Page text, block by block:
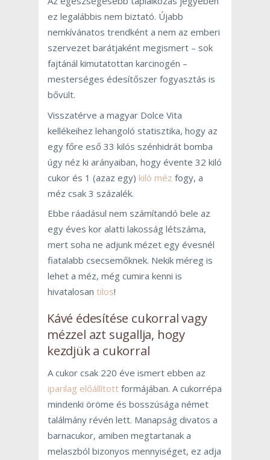
ez legalábbis nem biztató. Újabb
nemkívánatos trendként a nem az emberi
szervezet barátjaként megismert – sok
fajtánál kimutatottan karcinogén –
mesterséges édesítőszer fogyasztás is
bővült.
Visszatérve a magyar Dolce Vita
kellékeihez lehangoló statisztika, hogy az
egy főre eső 33 kilós szénhidrát bomba
úgy néz ki arányaiban, hogy évente 32 kiló
cukor és 1 (azaz egy) kiló méz fogy, a
méz csak 3 százalék.
Ebbe ráadásul nem számítandó bele az
egy éves kor alatti lakosság létszáma,
mert soha ne adjunk mézet egy évesnél
fiatalabb csecsemőknek. Nekik méreg is
lehet a méz, még cumira kenni is
hivatalosan tilos!
Kávé édesítése cukorral vagy
mézzel azt sugallja, hogy
kezdjük a cukorral
A cukor csak 220 éve ismert ebben az
iparilag előállított formájában. A cukorrépa
mindenki öröme és bosszúsága német
találmány révén lett. Manapság divatos a
barnacukor, amiben megtartanak a
melaszból bizonyos mennyiséget, ez adja